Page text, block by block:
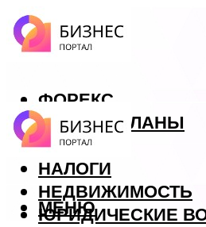
ФОРЕКС
БИЗНЕС ПЛАНЫ
КРЕДИТЫ
НАЛОГИ
НЕДВИЖИМОСТЬ
ЮРИДИЧЕСКИЕ
МЕНЮ